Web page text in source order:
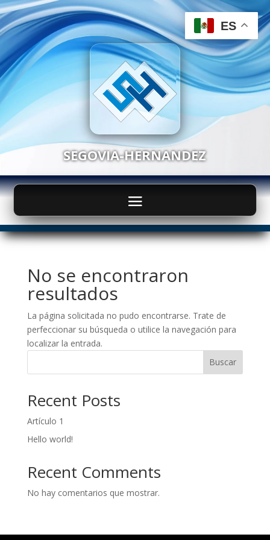
SEGOVIA-HERNANDEZ
No se encontraron
resultados
La página solicitada no pudo encontrarse. Trate de
perfeccionar su búsqueda o utilice la navegación para
localizar la entrada.
Buscar
Recent Posts
Artículo 1
Hello world!
Recent Comments
No hay comentarios que mostrar.
ES